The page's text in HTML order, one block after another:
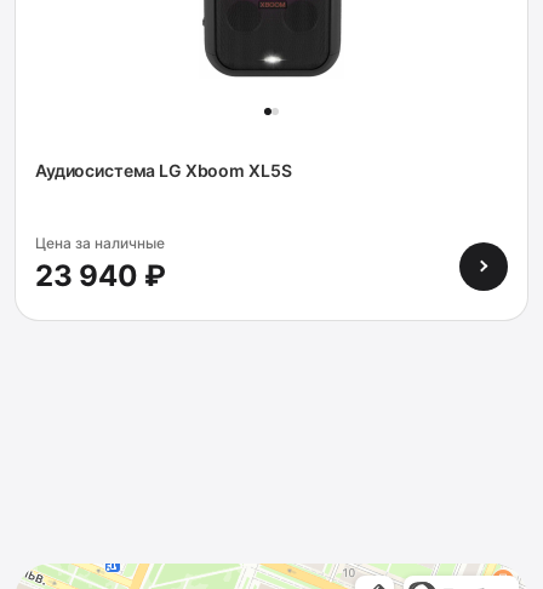
Аудиосистема LG Xboom XL5S
Цена за наличные
23 940 ₽